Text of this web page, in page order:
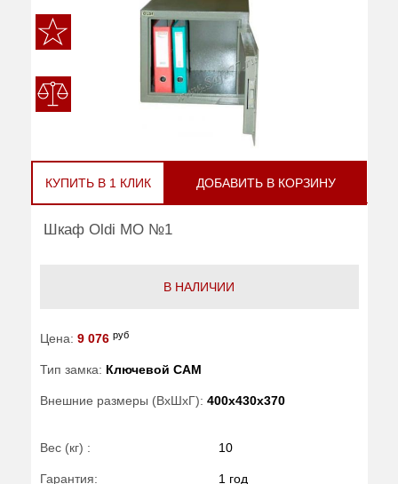
КУПИТЬ В 1 КЛИК ДОБАВИТЬ В КОРЗИНУ
Шкаф Oldi МО №1
В НАЛИЧИИ
Цена: 9 076 руб
Тип замка: Ключевой САМ
Внешние размеры (ВхШхГ): 400x430x370
Вес (кг) : 10
Гарантия: 1 год